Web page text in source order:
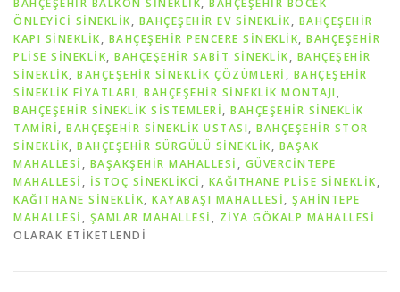
ÖNLEYICI SINEKLIK, BAHÇEŞEHIR EV SINEKLIK, BAHÇEŞEHIR
KAPI SINEKLIK, BAHÇEŞEHIR PENCERE SINEKLIK, BAHÇEŞEHIR
PLISE SINEKLIK, BAHÇEŞEHIR SABIT SINEKLIK, BAHÇEŞEHIR
SINEKLIK, BAHÇEŞEHIR SINEKLIK ÇÖZÜMLERI , BAHÇEŞEHIR
SINEKLIK FIYATLARI, BAHÇEŞEHIR SINEKLIK MONTAJI,
BAHÇEŞEHIR SINEKLIK SISTEMLERI, BAHÇEŞEHIR SINEKLIK
TAMIRI, BAHÇEŞEHIR SINEKLIK USTASI, BAHÇEŞEHIR STOR
SINEKLIK, BAHÇEŞEHIR SÜRGÜLÜ SINEKLIK, BAŞAK
MAHALLESİ , BAŞAKŞEHİR MAHALLESİ , GÜVERCİNTEPE
MAHALLESİ , İSTOÇ SİNEKLİKCİ , KAĞITHANE PLİSE SİNEKLİK,
KAĞITHANE SİNEKLİK, KAYABAŞI MAHALLESİ, ŞAHİNTEPE
MAHALLESİ , ŞAMLAR MAHALLESİ , ZİYA GÖKALP MAHALLESİ
OLARAK ETIKETLENDI